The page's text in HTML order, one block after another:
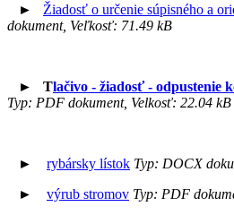
► Žiadosť o určenie súpisného a
dokument, Veľkosť: 71.49 kB
► Tlačivo - žiadosť - odpustenie
Typ: PDF dokument, Velkosť: 22.04 kB
► rybársky lístok Typ: DOCX
► výrub stromov Typ: PDF